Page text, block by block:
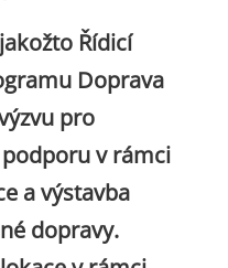
Řídicí
Doprava
pro
v rámci
a výstavba
dopravy.